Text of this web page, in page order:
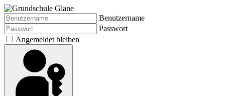
Benutzername
Passwort
Angemeldet bleiben